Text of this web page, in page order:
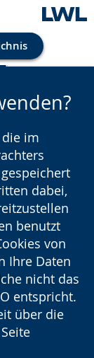
im
dabei,
benutzt
von
Ihre Daten
nicht das
entspricht.
über die